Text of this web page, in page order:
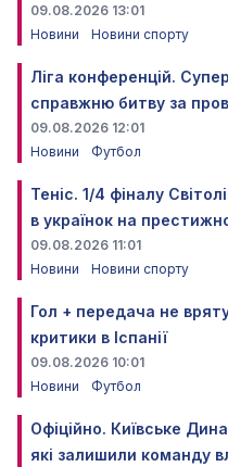
09.08.2026 13:01
Новини
Новини спорту
Ліга конференцій.
справжню битву за
09.08.2026 12:01
Новини
Футбол
Теніс. 1/4 фіналу
в українок на
09.08.2026 11:01
Новини
Новини спорту
Гол + передача не
критики в Іспанії
09.08.2026 10:01
Новини
Футбол
Офіційно. Київське
які залишили команду